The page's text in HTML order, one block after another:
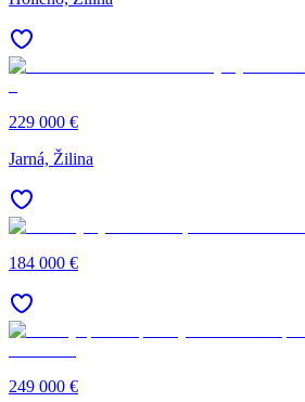
229 000 €
Jarná, Žilina
184 000 €
249 000 €